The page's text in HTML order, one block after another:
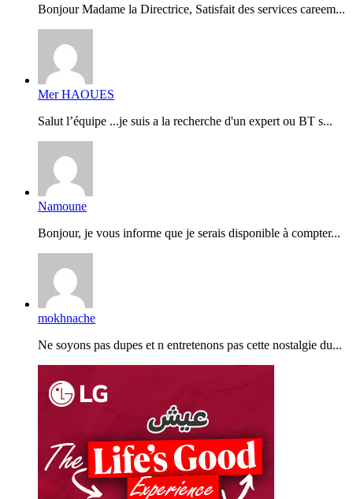
Bonjour Madame la Directrice, Satisfait des services careem...
Mer HAOUES
Salut l’équipe ...je suis a la recherche d'un expert ou BT s...
Namoune
Bonjour, je vous informe que je serais disponible à compter...
mokhnache
Ne soyons pas dupes et n entretenons pas cette nostalgie du...